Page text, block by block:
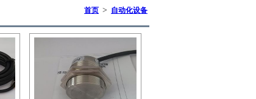
首页 > 自动化设备